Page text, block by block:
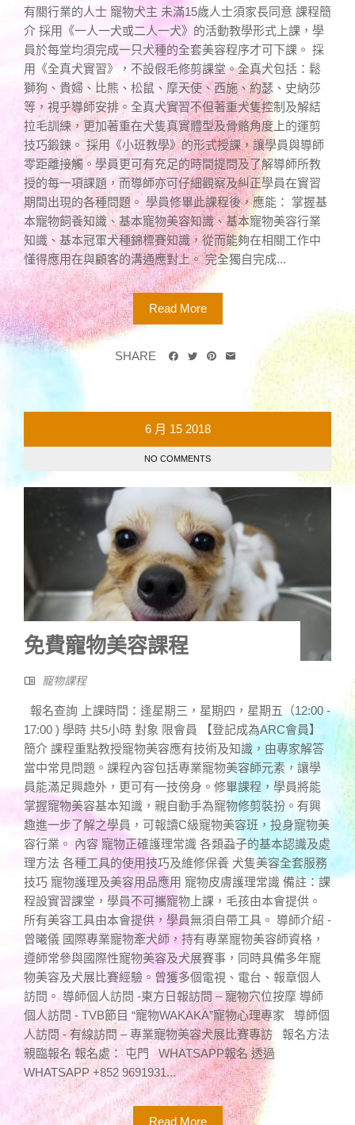
有關行業的人士 寵物犬主 未滿15歲人士須家長同意 課程簡
介 採用《一人一犬或二人一犬》的活動教學形式上課，學
員於每堂均須完成一只犬種的全套美容程序才可下課。 採
用《全真犬實習》，不設假毛修剪課堂。全真犬包括：鬆
獅狗、貴婦、比熊、松鼠、摩天使、西施、約瑟、史納莎
等，視乎導師安排。全真犬實習不但著重犬隻控制及解結
拉毛訓練，更加著重在犬隻真實體型及骨骼角度上的運剪
技巧鍛鍊。 採用《小班教學》的形式授課，讓學員與導師
零距離接觸。學員更可有充足的時間提問及了解導師所教
授的每一項課題，而導師亦可仔細觀察及糾正學員在實習
期間出現的各種問題。 學員修畢此課程後，應能： 掌握基
本寵物飼養知識、基本寵物美容知識、基本寵物美容行業
知識、基本冠軍犬種錦標賽知識，從而能夠在相關工作中
懂得應用在與顧客的溝通應對上。 完全獨自完成...
Read More
SHARE
6 月 15 2018
NO COMMENTS
免費寵物美容課程
寵物課程
報名查詢 上課時間：逢星期三，星期四，星期五（12:00 -
17:00 ) 學時 共5小時 對象 限會員 【登記成為ARC會員】
簡介 課程重點教授寵物美容應有技術及知識，由專家解答
當中常見問題。課程內容包括專業寵物美容師元素，讓學
員能滿足興趣外，更可有一技傍身。修畢課程，學員將能
掌握寵物美容基本知識，親自動手為寵物修剪裝扮。有興
趣進一步了解之學員，可報讀C級寵物美容班，投身寵物美
容行業。 內容 寵物正確護理常識 各類蝨子的基本認識及處
理方法 各種工具的使用技巧及維修保養 犬隻美容全套服務
技巧 寵物護理及美容用品應用 寵物皮膚護理常識 備註：課
程設實習課堂，學員不可攜寵物上課，毛孩由本會提供。
所有美容工具由本會提供，學員無須自帶工具。 導師介紹 -
曾曦儀 國際專業寵物牽犬師，持有專業寵物美容師資格，
遵師常參與國際性寵物美容及犬展賽事，同時具備多年寵
物美容及犬展比賽經驗。曾獲多個電視、電台、報章個人
訪問。 導師個人訪問 -東方日報訪問 – 寵物穴位按摩 導師
個人訪問 - TVB節目 “寵物WAKAKA”寵物心理專家 導師個
人訪問 - 有線訪問 – 專業寵物美容犬展比賽專訪 報名方法
親臨報名 報名處： 屯門 WHATSAPP報名 透過
WHATSAPP +852 9691931...
Read More